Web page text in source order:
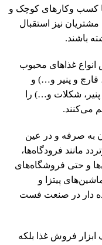
کسب‌ وکارهای کوچک و
مشتریان نیز استقبال
باشند.
غذاهای محبوب
قارچ و پنیر و…) و
شکلات و…) را
می‌کنند.
‌به ‌صرفه و در عین
مانند فرودگاه‌ها،
و حتی فروشگاه‌های
پیتزا و
دار در صنعت فست
ابزار فروش غذا بلکه